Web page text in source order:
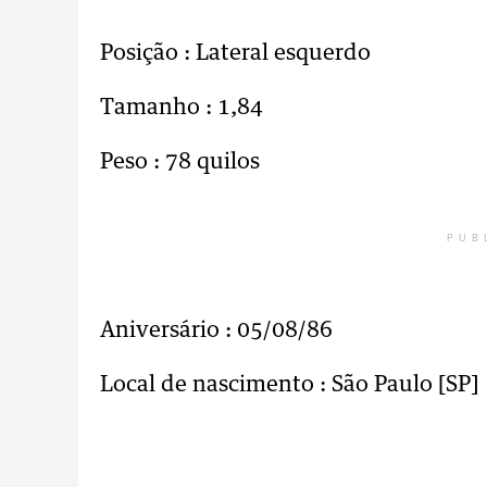
Posição : Lateral esquerdo
Tamanho : 1,84
Peso : 78 quilos
Aniversário : 05/08/86
Local de nascimento : São Paulo [SP]